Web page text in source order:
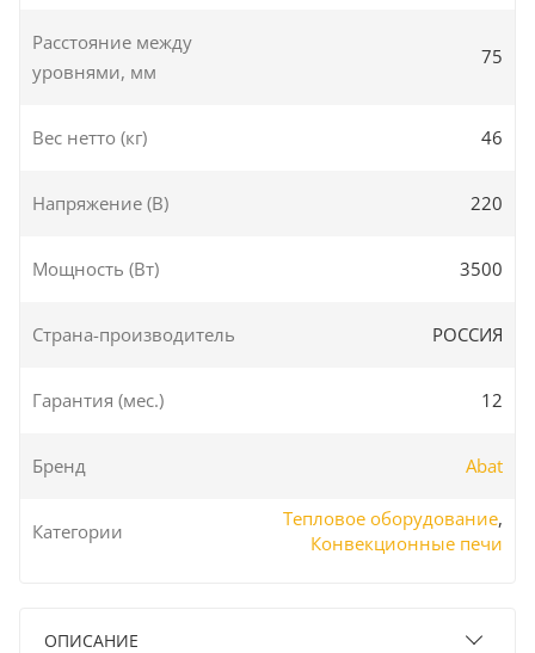
Расстояние между
уровнями, мм
75
Вес нетто (кг) 46
Напряжение (В) 220
Мощность (Вт) 3500
Страна-производитель РОССИЯ
Гарантия (мес.) 12
Бренд Abat
Категории
Тепловое оборудование,
Конвекционные печи
ОПИСАНИЕ